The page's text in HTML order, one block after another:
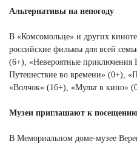
Альтернативы на непогоду
В «Комсомольце» и других
российские фильмы для всей
(6+), «Невероятные приключения
Путешествие во времени» (0+),
«Волчок» (16+), «Мульт в кино»
Музеи приглашают к
В Мемориальном доме-музее